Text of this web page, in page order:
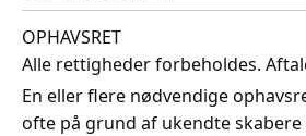
OPHAVSRET
Alle rettigheder forbeholdes.
En eller flere nødvendige
ofte på grund af ukendte skabere